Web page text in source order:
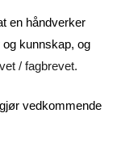
en håndverker
og kunnskap, og
/ fagbrevet.
vedkommende